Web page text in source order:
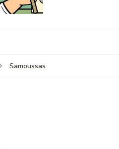
Samoussas